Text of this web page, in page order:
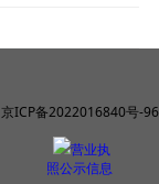
京ICP备2022016840号-96
营业执
照公示信息